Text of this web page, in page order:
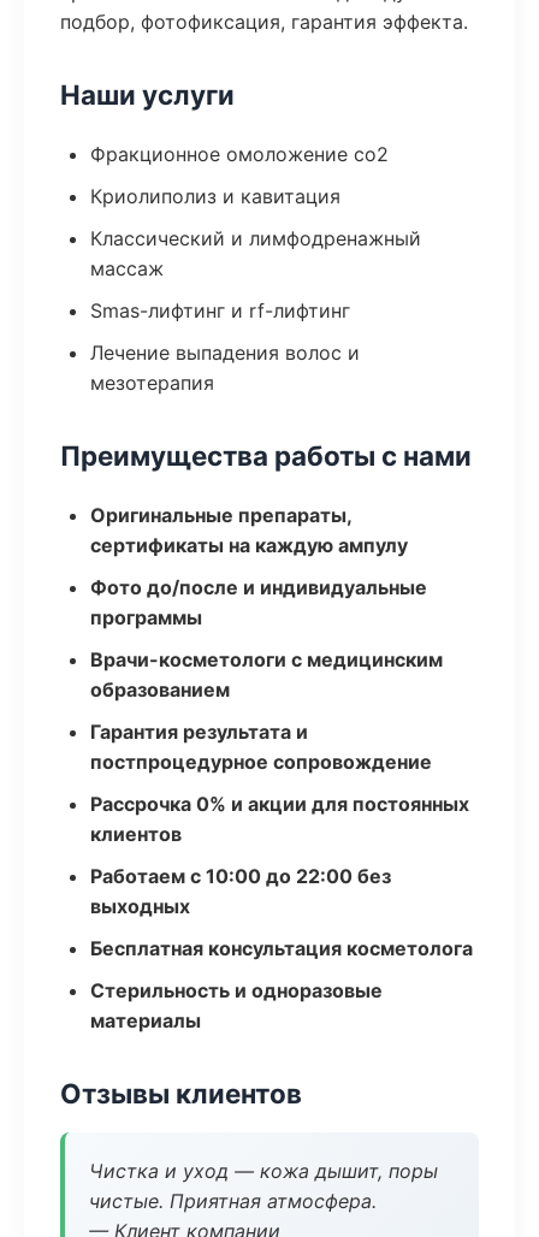
подбор, фотофиксация, гарантия эффекта.
Наши услуги
Фракционное омоложение co2
Криолиполиз и кавитация
Классический и лимфодренажный
массаж
Smas-лифтинг и rf-лифтинг
Лечение выпадения волос и
мезотерапия
Преимущества работы с нами
Оригинальные препараты,
сертификаты на каждую ампулу
Фото до/после и индивидуальные
программы
Врачи-косметологи с медицинским
образованием
Гарантия результата и
постпроцедурное сопровождение
Рассрочка 0% и акции для постоянных
клиентов
Работаем с 10:00 до 22:00 без
выходных
Бесплатная консультация косметолога
Стерильность и одноразовые
материалы
Отзывы клиентов
Чистка и уход — кожа дышит, поры
чистые. Приятная атмосфера.
— Клиент компании